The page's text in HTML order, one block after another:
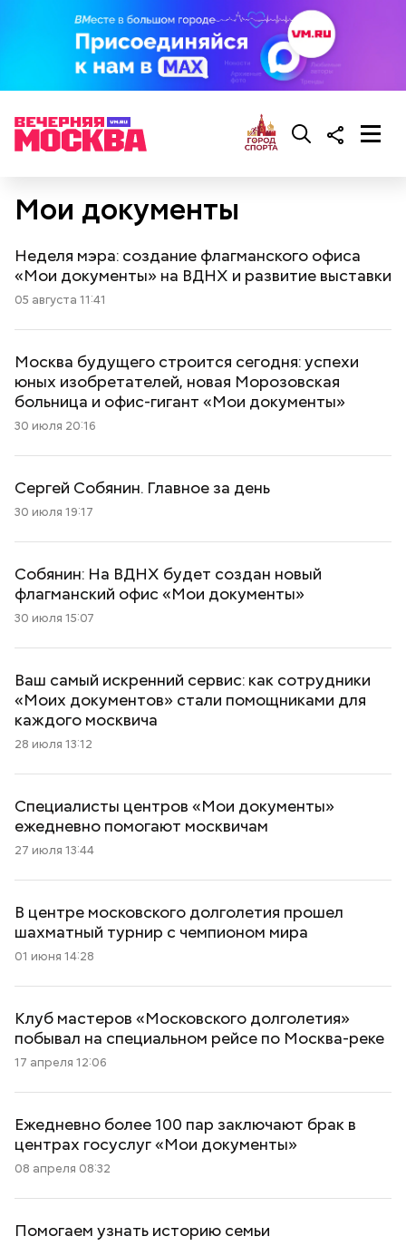
Мои документы
Неделя мэра: создание флагманского офиса
«Мои документы» на ВДНХ и развитие выставки
05 августа 11:41
Москва будущего строится сегодня: успехи
юных изобретателей, новая Морозовская
больница и офис-гигант «Мои документы»
30 июля 20:16
Сергей Собянин. Главное за день
30 июля 19:17
Собянин: На ВДНХ будет создан новый
флагманский офис «Мои документы»
30 июля 15:07
Ваш самый искренний сервис: как сотрудники
«Моих документов» стали помощниками для
каждого москвича
28 июля 13:12
Специалисты центров «Мои документы»
ежедневно помогают москвичам
27 июля 13:44
В центре московского долголетия прошел
шахматный турнир с чемпионом мира
01 июня 14:28
Клуб мастеров «Московского долголетия»
побывал на специальном рейсе по Москва-реке
17 апреля 12:06
Ежедневно более 100 пар заключают брак в
центрах госуслуг «Мои документы»
08 апреля 08:32
Помогаем узнать историю семьи